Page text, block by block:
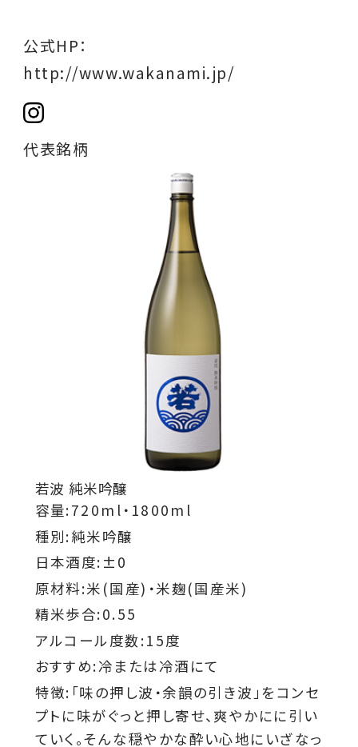
公式HP：
http://www.wakanami.jp/
代表銘柄
若波 純米吟醸
容量:720ml・1800ml
種別:純米吟醸
日本酒度:±0
原材料:米(国産)・米麹(国産米)
精米歩合:0.55
アルコール度数:15度
おすすめ:冷または冷酒にて
特徴:「味の押し波・余韻の引き波」をコンセ
プトに味がぐっと押し寄せ、爽やかにに引い
ていく。そんな穏やかな酔い心地にいざなっ